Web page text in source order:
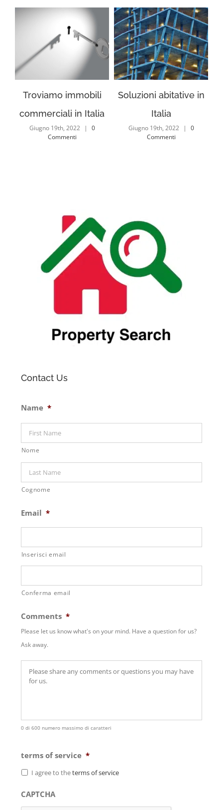
Troviamo immobili
commerciali in Italia
Giugno 19th, 2022 |
0
Commenti
Soluzioni abitative in
Italia
Giugno 19th, 2022 |
0
Commenti
Contact Us
Name *
Nome
Cognome
Email *
Inserisci email
Conferma email
Comments *
Please let us know what's on your mind. Have a question for us?
Ask away.
0 di 600 numero massimo di caratteri
terms of service *
I agree to theterms of service
CAPTCHA